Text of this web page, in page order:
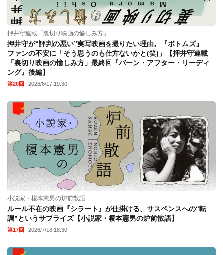
押井守連載「裏切り映画の愉しみ方」
押井守が“評判の悪い”実写映画を撮りたい理由。『ボトムズ』
ファンの不安に「そう思うのも仕方ないかと(笑)」【押井守連載
「裏切り映画の愉しみ方」最終回『バーン・アフター・リーディ
ング』後編】
第20回 2026/6/17 19:30
小説家・榎本憲男の炉前散語
ルール不在の映画『シラート』が仕掛ける、サスペンスへの“転
調”というサプライズ【小説家・榎本憲男の炉前散語】
第17回 2026/7/18 18:30